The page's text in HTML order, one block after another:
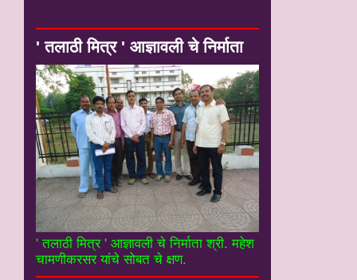
' तलाठी मित्र ' आज्ञावली चे निर्माता
' तलाठी मित्र ' आज्ञावली चे निर्माता श्री. महेश
चामणीकरसर यांचे सोबत चे क्षण.